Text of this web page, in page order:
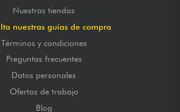
Nuestras tiendas
nuestras guías de compra
Términos y condiciones
Preguntas frecuentes
Datos personales
Ofertas de trabajo
Blog